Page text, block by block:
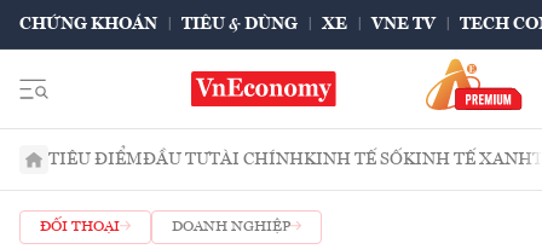
CHỨNG KHOÁN TIÊU & DÙNG XE VNE TV TECH
TIÊU ĐIỂMĐẦU TƯTÀI CHÍNHKINH TẾ SỐKINH TẾ XANH
ĐỐI THOẠI DOANH NGHIỆP